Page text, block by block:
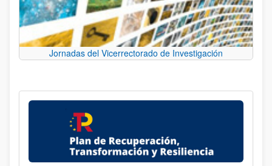
Jornadas del Vicerrectorado de Investigación